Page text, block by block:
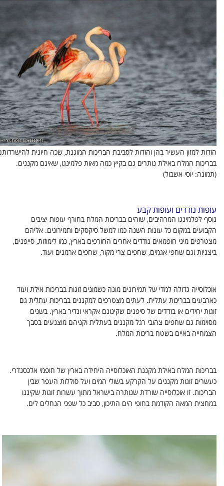
הודות למזון העשיר בהן והודות לסביבת הבריכות המוגנת, שכה חיונית
בבריכות המלח באילת נותרים גם בקיץ כמה מאות פלמינגו, שאינם מקננים.
(תמונה: יוסי אשבול)
עופות נודדים ועופות קבע
נוסף לפלמינגו המרהיבים, שוהים בבריכות המלח בחורף עופות יציבים
הקבועים במקום כל עונות השנה כמו למשל סיקסקים ותמירונים. אליהם
מצטרפים מיני חופמאים נודדים אחרים החורפים בארץ, כמו לימוזות, סייפנים,
ביצניות וגם שחפי אגמים, שחפים צרי מקור, שחפים ארמנים ועוד.
אוכלוסייה גדולה למדי של תמירונים מונה כשמונים זוגות בבריכות אילת ועוד
כארבעים בבריכות עתלית. לעתים מצטרפים למקננים בבריכות עתלית גם
זוגות יחידים או בודדים של סיפנים שקינונם אקראי ונדיר בארץ. בשנים
מסוימות גם שחפים צהובי רגל מקננים בעתלית וקניהם מוצנעים בסבך
הצמחייה באיים בשטח בריכות המלח.
בבריכות המלח באילת מקננת האוכלוסייה היחידה בארץ של חופמי אלכסנדרי.
כעשרים זוגות מקננים על הקרקע בשולי המים ועל סוללות העפר שבין
הבריכות. זו אוכלוסייה שורדת שנותרה בישראל מתוך עשרות זוגות שקיננו
במחצית המאה הקודמת בחופי הים התיכון, סביב כל שפכי הנחלים לים.